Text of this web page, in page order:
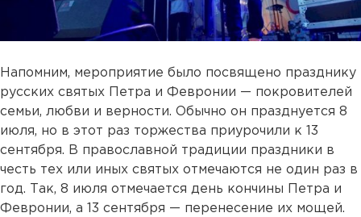
Напомним, мероприятие было посвящено празднику
русских святых Петра и Февронии — покровителей
семьи, любви и верности. Обычно он празднуется 8
июля, но в этот раз торжества приурочили к 13
сентября. В православной традиции праздники в
честь тех или иных святых отмечаются не один раз в
год. Так, 8 июля отмечается день кончины Петра и
Февронии, а 13 сентября — перенесение их мощей.